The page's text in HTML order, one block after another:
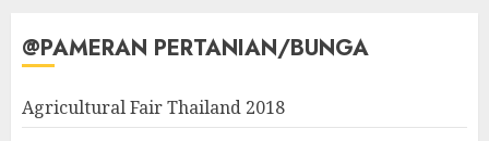
@PAMERAN PERTANIAN/BUNGA
Agricultural Fair Thailand 2018